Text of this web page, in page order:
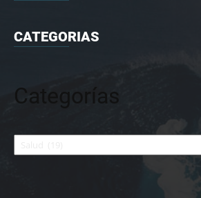
CATEGORIAS
Categorías
Categorías